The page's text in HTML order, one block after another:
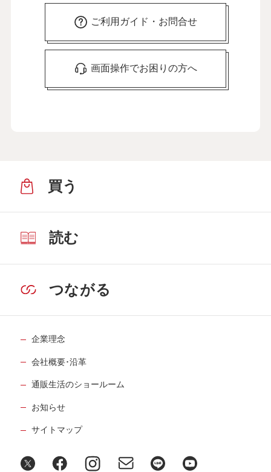
ご利用ガイド・お問合せ
画面操作でお困りの方へ
買う
読む
つながる
企業理念
会社概要･沿革
通販生活のショールーム
お知らせ
サイトマップ